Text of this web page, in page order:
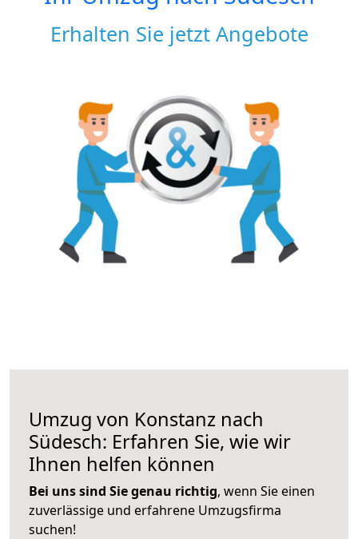
Erhalten Sie jetzt Angebote
Umzug von Konstanz nach
Südesch: Erfahren Sie, wie wir
Ihnen helfen können
Bei uns sind Sie genau richtig, wenn Sie einen
zuverlässige und erfahrene Umzugsfirma
suchen!